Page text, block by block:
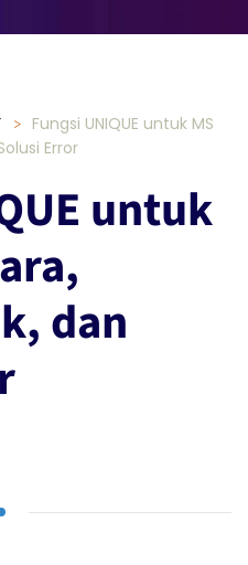
Fungsi UNIQUE untuk MS
Error
untuk
dan